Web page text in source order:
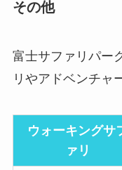
その他
富士サファリパー
リやアドベンチャ
ウォーキングサ
ァリ